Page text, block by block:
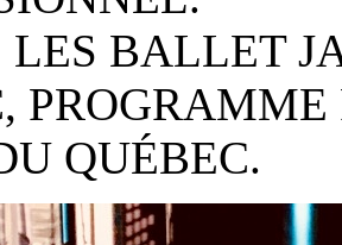
LES BALLET
QUÉBEC.